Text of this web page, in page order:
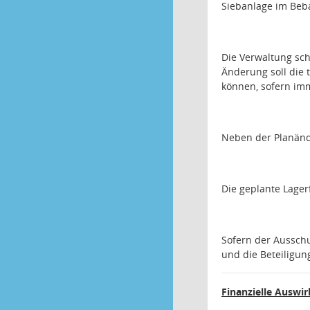
Siebanlage im
Die Verwaltung
Änderung soll die
können, sofern
Neben der
Die geplante
Sofern der
und die
Finanzielle